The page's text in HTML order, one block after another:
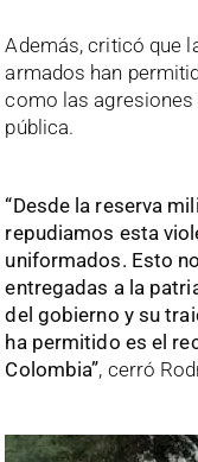
Además, criticó que
armados han
como las agresiones
pública.
“Desde la reserva
repudiamos esta
uniformados. Esto
entregadas a la
del gobierno y su
ha permitido es el
Colombia”, cerró